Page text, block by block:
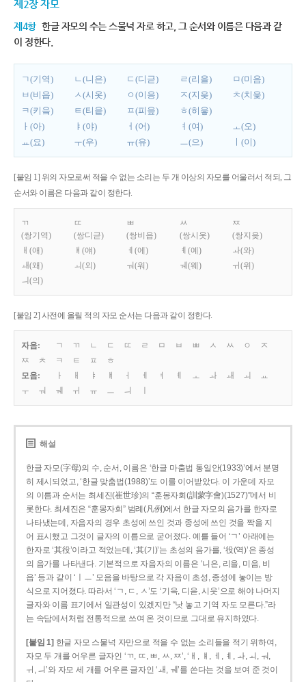
제2장 자모
제4항 한글 자모의 수는 스물넉 자로 하고, 그 순서와 이름은 다음과 같
이 정한다.
ㄱ(기역) ㄴ(니은) ㄷ(디귿) ㄹ(리을)
ㅁ(미음)
ㅂ(비읍)
ㅅ(시옷) ㅇ(이응) ㅈ(지읒)
ㅊ(치읓)
ㅋ(키읔)
ㅌ(티읕) ㅍ(피읖)
ㅎ(히읗)
ㅏ(아)
ㅑ(야) ㅓ(어) ㅕ(여)
ㅗ(오)
ㅛ(요)
ㅜ(우) ㅠ(유) ㅡ(으) ㅣ(이)
[붙임 1] 위의 자모로써 적을 수 없는 소리는 두 개 이상의 자모를 어울러서 적되, 그
순서와 이름은 다음과 같이 정한다.
ㄲ
(쌍기역)
ㄸ
(쌍디귿)
ㅃ
(쌍비읍)
ㅆ
(쌍시옷)
ㅉ
(쌍지읒)
ㅐ(애)
ㅒ(얘) ㅔ(에) ㅖ(예)
ㅘ(와)
ㅙ(왜)
ㅚ(외) ㅝ(워) ㅞ(웨)
ㅟ(위)
ㅢ(의)
[붙임 2] 사전에 올릴 적의 자모 순서는 다음과 같이 정한다.
자음: ㄱ ㄲ ㄴ ㄷ ㄸ ㄹ ㅁ ㅂ ㅃ ㅅ ㅆ ㅇ
ㅈ
ㅉ
ㅊ ㅋ ㅌ ㅍ
ㅎ
모음:
ㅏ ㅐ ㅑ ㅒ ㅓ ㅔ ㅕ ㅖ ㅗ ㅘ ㅙ ㅚ
ㅛ
ㅜ
ㅝ ㅞ ㅟ ㅠ ㅡ ㅢ
해설
한글 자모(字母)의 수, 순서, 이름은 ‘한글 마춤법 통일안(1933)’에서 분명
히 제시되었고, ‘한글 맞춤법(1988)’도 이를 이어받았다. 이 가운데 자모
의 이름과 순서는 최세진(崔世珍)의 “훈몽자회(訓蒙字會)(1527)”에서 비
롯한다. 최세진은 “훈몽자회” 범례(凡例)에서 한글 자모의 음가를 한자로
나타냈는데, 자음자의 경우 초성에 쓰인 것과 종성에 쓰인 것을 짝을 지
어 표시했고 그것이 글자의 이름으로 굳어졌다. 예를 들어 ‘ㄱ’ 아래에는
한자로 ‘其役’이라고 적었는데, ‘其(기)’는 초성의 음가를, ‘役(역)’은 종성
의 음가를 나타낸다. 기본적으로 자음자의 이름은 ‘니은, 리을, 미음, 비
읍’ 등과 같이 ‘ㅣㅡ’ 모음을 바탕으로 각 자음이 초성, 종성에 놓이는 방
식으로 지어졌다. 따라서 ‘ㄱ, ㄷ, ㅅ’도 ‘기윽, 디읃, 시읏’으로 해야 나머지
글자와 이름 표기에서 일관성이 있겠지만 “낫 놓고 기역 자도 모른다.”라
는 속담에서처럼 전통적으로 쓰여 온 것이므로 그대로 유지하였다.
[붙임 1] 한글 자모 스물넉 자만으로 적을 수 없는 소리들을 적기 위하여,
자모 두 개를 어우른 글자인 ‘ㄲ, ㄸ, ㅃ, ㅆ, ㅉ’, ‘ㅐ, ㅒ, ㅔ, ㅖ, ㅘ, ㅚ, ㅝ,
ㅟ, ㅢ’와 자모 세 개를 어우른 글자인 ‘ㅙ, ㅞ’를 쓴다는 것을 보여 준 것이